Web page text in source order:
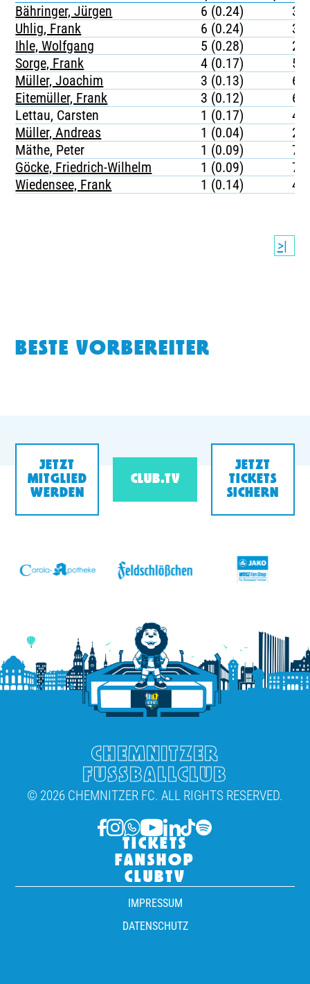
Bähringer, Jürgen
6 (0.24)
Uhlig, Frank
6 (0.24)
Ihle, Wolfgang
5 (0.28)
Sorge, Frank
4 (0.17)
Müller, Joachim
3 (0.13)
Eitemüller, Frank
3 (0.12)
Lettau, Carsten
1 (0.17)
Müller, Andreas
1 (0.04)
Mäthe, Peter
1 (0.09)
Göcke, Friedrich-Wilhelm
1 (0.09)
Wiedensee, Frank
1 (0.14)
>|
BESTE VORBEREITER
JETZT
MITGLIED
WERDEN
CLUB.TV
JETZT
TICKETS
SICHERN
CHEMNITZER
FUSSBALLCLUB
© 2026 CHEMNITZER FC. ALL RIGHTS RESERVED.
TICKETS
FANSHOP
CLUBTV
IMPRESSUM
DATENSCHUTZ